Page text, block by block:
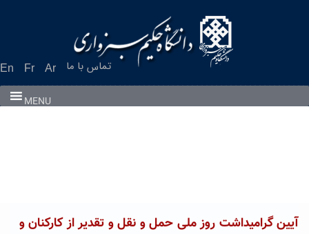
En Fr Ar تماس با ما
MENU
آیین گرامیداشت روز ملی حمل و نقل و تقدیر از کارکنان و